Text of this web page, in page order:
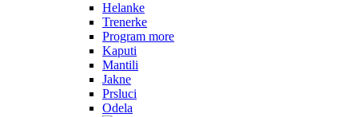
Helanke
Trenerke
Program more
Kaputi
Mantili
Jakne
Prsluci
Odela